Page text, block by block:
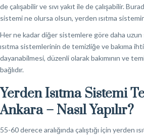
de çalışabilir ve sıvı yakıt ile de çalışabilir.
sistemi ne olursa olsun, yerden ısıtma
Her ne kadar diğer sistemlere göre daha uzun
ısıtma sistemlerinin de temizliğe ve bakıma
dayanabilmesi, düzenli olarak bakımının ve
bağlıdır.
Yerden Isıtma Sistemi
Ankara – Nasıl Yapılır?
55-60 derece aralığında çalıştığı için yerden